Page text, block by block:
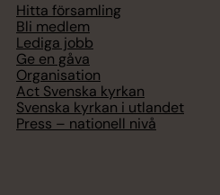
Hitta församling
Bli medlem
Lediga jobb
Ge en gåva
Organisation
Act Svenska kyrkan
Svenska kyrkan i utlandet
Press – nationell nivå